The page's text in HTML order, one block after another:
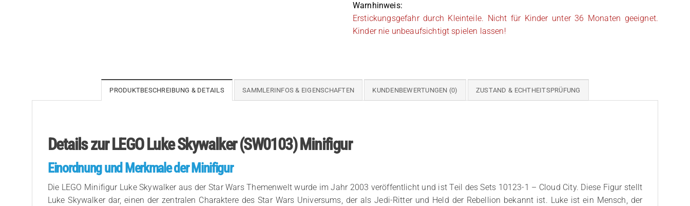
Warnhinweis:
Erstickungsgefahr durch Kleinteile. Nicht für Kinder unter 36 Monaten geeignet.
Kinder nie unbeaufsichtigt spielen lassen!
PRODUKTBESCHREIBUNG & DETAILS SAMMLERINFOS & EIGENSCHAFTEN KUNDENBEWERTUNGEN (0) ZUSTAND & ECHTHEITSPRÜFUNG
Details zur LEGO Luke Skywalker (SW0103) Minifigur
Einordnung und Merkmale der Minifigur
Die LEGO Minifigur Luke Skywalker aus der Star Wars Themenwelt wurde im Jahr 2003 veröffentlicht und ist Teil des Sets 10123-1 – Cloud City. Diese Figur stellt
Luke Skywalker dar, einen der zentralen Charaktere des Star Wars Universums, der als Jedi-Ritter und Held der Rebellion bekannt ist. Luke ist ein Mensch, der